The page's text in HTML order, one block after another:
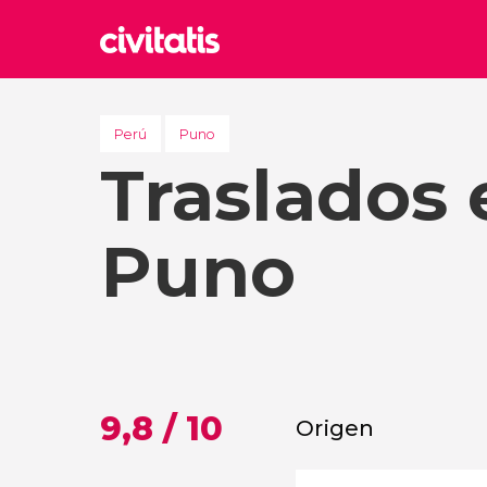
Reino
Perú Puno
Traslados
Puno
9,8 / 10 Origen